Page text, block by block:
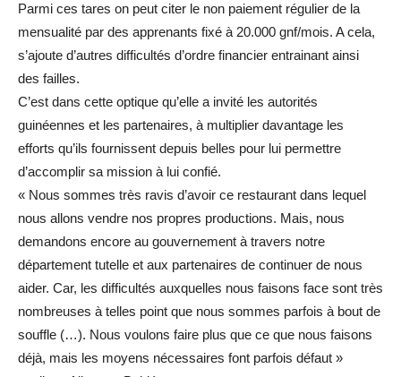
Parmi ces tares on peut citer le non paiement régulier de la
mensualité par des apprenants fixé à 20.000 gnf/mois. A cela,
s’ajoute d’autres difficultés d’ordre financier entrainant ainsi
des failles.
C’est dans cette optique qu’elle a invité les autorités
guinéennes et les partenaires, à multiplier davantage les
efforts qu’ils fournissent depuis belles pour lui permettre
d’accomplir sa mission à lui confié.
« Nous sommes très ravis d’avoir ce restaurant dans lequel
nous allons vendre nos propres productions. Mais, nous
demandons encore au gouvernement à travers notre
département tutelle et aux partenaires de continuer de nous
aider. Car, les difficultés auxquelles nous faisons face sont très
nombreuses à telles point que nous sommes parfois à bout de
souffle (…). Nous voulons faire plus que ce que nous faisons
déjà, mais les moyens nécessaires font parfois défaut »